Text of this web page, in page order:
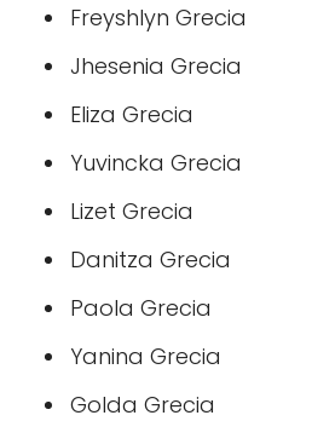
Freyshlyn Grecia
Jhesenia Grecia
Eliza Grecia
Yuvincka Grecia
Lizet Grecia
Danitza Grecia
Paola Grecia
Yanina Grecia
Golda Grecia